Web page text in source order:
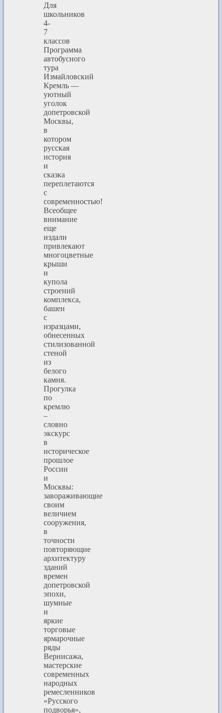
Для
школьников
4-
7
классов
Программа
автобусного
тура
Измайловский
Кремль —
уютный
уголок
допетровской
Москвы,
в
котором
русская
история
и
сказка
переплетаются
с
современностью!
Всеобщее
внимание
еще
издали
привлекают
многоцветные
крыши
и
купола
строений
комплекса,
башен
с
изразцами,
обнесенных
стилизованной
стеной
из
белого
камня.
Прогулка
по
кремлю
–
словно
экскурс
в
историческое
прошлое
России
и
Москвы:
завораживающие
своим
величием
сооружения,
в
точности
повторяющие
архитектуру
зданий
времен
допетровской
эпохи,
шумные
и
яркие
торговые
ярмарочные
ряды
Вернисажа,
мастерские
современных
народных
ремесленников
«Русского
подворья»,